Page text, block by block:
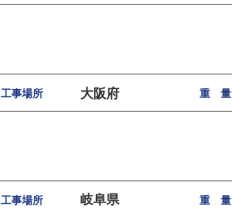
工事場所 大阪府 重 量
工事場所 岐阜県 重 量